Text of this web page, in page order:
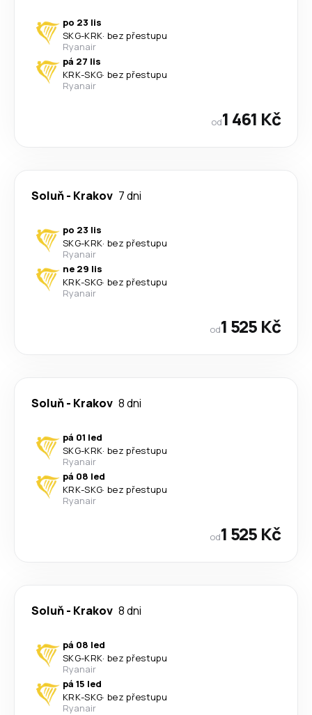
po 23 lis
SKG-KRK· bez přestupu
Ryanair
pá 27 lis
KRK-SKG· bez přestupu
Ryanair
od1 461 Kč
Soluň- Krakov 7 dni
po 23 lis
SKG-KRK· bez přestupu
Ryanair
ne 29 lis
KRK-SKG· bez přestupu
Ryanair
od1 525 Kč
Soluň- Krakov 8 dni
pá 01 led
SKG-KRK· bez přestupu
Ryanair
pá 08 led
KRK-SKG· bez přestupu
Ryanair
od1 525 Kč
Soluň- Krakov 8 dni
pá 08 led
SKG-KRK· bez přestupu
Ryanair
pá 15 led
KRK-SKG· bez přestupu
Ryanair